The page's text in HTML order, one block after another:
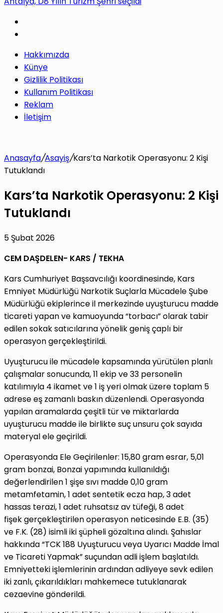
yap
...
Hakkımızda
Künye
Gizlilik Politikası
Kullanım Politikası
Reklam
İletişim
Anasayfa/Asayiş/Kars’ta Narkotik Operasyonu: 2 Kişi
Tutuklandı
Kars’ta Narkotik Operasyonu: 2 Kişi
Tutuklandı
5 Şubat 2026
CEM DAŞDELEN- KARS / TEKHA
Kars Cumhuriyet Başsavcılığı koordinesinde, Kars
Emniyet Müdürlüğü Narkotik Suçlarla Mücadele Şube
Müdürlüğü ekiplerince il merkezinde uyuşturucu madde
ticareti yapan ve kamuoyunda “torbacı” olarak tabir
edilen sokak satıcılarına yönelik geniş çaplı bir
operasyon gerçekleştirildi.
Uyuşturucu ile mücadele kapsamında yürütülen planlı
çalışmalar sonucunda, 11 ekip ve 33 personelin
katılımıyla 4 ikamet ve 1 iş yeri olmak üzere toplam 5
adrese eş zamanlı baskın düzenlendi. Operasyonda
yapılan aramalarda çeşitli tür ve miktarlarda
uyuşturucu madde ile birlikte suç unsuru çok sayıda
materyal ele geçirildi.
Operasyonda Ele Geçirilenler: 15,80 gram esrar, 5,01
gram bonzai, Bonzai yapımında kullanıldığı
değerlendirilen 1 şişe sıvı madde 0,10 gram
metamfetamin, 1 adet sentetik ecza hap, 3 adet
hassas terazi, 1 adet ruhsatsız av tüfeği, 8 adet
fişek gerçekleştirilen operasyon neticesinde E.B. (35)
ve F.K. (28) isimli iki şüpheli gözaltına alındı. Şahıslar
hakkında “TCK 188 Uyuşturucu veya Uyarıcı Madde İmal
ve Ticareti Yapmak” suçundan adli işlem başlatıldı.
Emniyetteki işlemlerinin ardından adliyeye sevk edilen
iki zanlı, çıkarıldıkları mahkemece tutuklanarak
cezaevine gönderildi.